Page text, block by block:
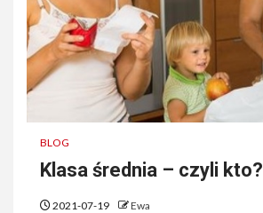
BLOG
Klasa średnia – czyli kto?
2021-07-19 Ewa